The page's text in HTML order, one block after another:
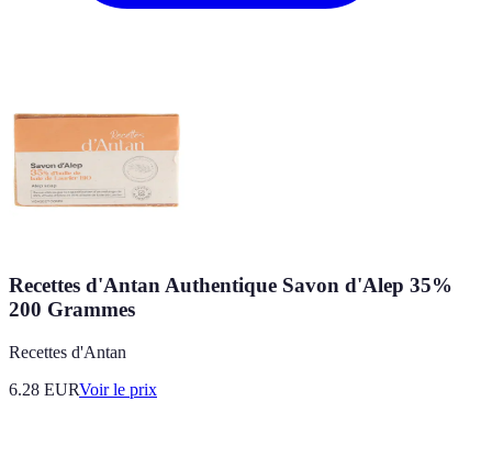
Recettes d'Antan Authentique Savon d'Alep 35%
200 Grammes
Recettes d'Antan
6.28 EURVoir le prix